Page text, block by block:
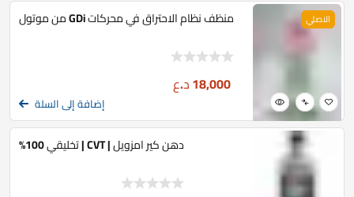
الاصلي منظف نظام الاحتراق في محركات GDi من موتول
18,000د.ع
إضافة إلى السلة
دهن كير امزويل | CVT | تخليقي 100%